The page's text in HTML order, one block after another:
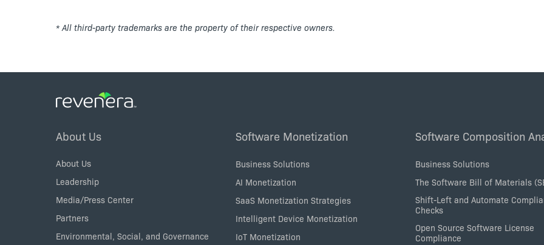
* All third-party trademarks are the property of their respective owners.
Footer
About Us
About Us
Leadership
Media/Press Center
Partners
Environmental, Social, and Governance
Software Monetization
Business Solutions
AI Monetization
SaaS Monetization Strategies
Intelligent Device Monetization
IoT Monetization
Software Composition
Business Solutions
The Software Bill of Materials
Shift-Left and Automate
Checks
Open Source Software License
Compliance